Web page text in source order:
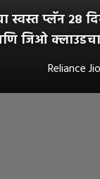
स्वस्त प्लॅन २८
जिओ
Reliance